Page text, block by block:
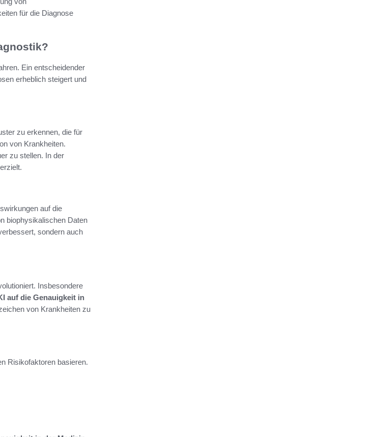
für die Diagnose
Ein entscheidender
erheblich steigert und
zu erkennen, die für
von Krankheiten.
zu stellen. In der
auf die
biophysikalischen Daten
sondern auch
Insbesondere
auf die Genauigkeit in
von Krankheiten zu
Risikofaktoren basieren.